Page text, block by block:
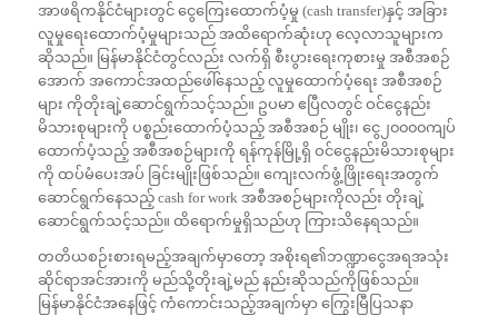
အာဖရိကနိုင်ငံများတွင် ငွေကြေးထောက်ပံ့မှု (cash transfer)နှင့် အခြား
လူမှုရေးထောက်ပံ့မှုများသည် အထိရောက်ဆုံးဟု လေ့လာသူများက
ဆိုသည်။ မြန်မာနိုင်ငံတွင်လည်း လက်ရှိ စီးပွားရေးကုစားမှု အစီအစဉ်
အောက် အကောင်အထည်ဖေါ်နေသည့် လူမှုထောက်ပံ့ရေး အစီအစဉ်
များ ကိုတိုးချဲ့ဆောင်ရွက်သင့်သည်။ ဥပမာ ဧပြီလတွင် ဝင်ငွေနည်း
မိသားစုများကို ပစ္စည်းထောက်ပံ့သည့် အစီအစဉ် မျိုး၊ ငွေ၂၀၀၀၀ကျပ်
ထောက်ပံ့သည့် အစီအစဉ်များကို ရန်ကုန်မြို့ရှိ ဝင်ငွေနည်းမိသားစုများ
ကို ထပ်မံပေးအပ် ခြင်းမျိုးဖြစ်သည်။ ကျေးလက်ဖွံ့ဖြိုးရေးအတွက်
ဆောင်ရွက်နေသည့် cash for work အစီအစဉ်များကိုလည်း တိုးချဲ့
ဆောင်ရွက်သင့်သည်။ ထိရောက်မှုရှိသည်ဟု ကြားသိနေရသည်။
တတိယစဉ်းစားရမည့်အချက်မှာတော့ အစိုးရ၏ဘဏ္ဍာငွေအရအသုံး
ဆိုင်ရာအင်အားကို မည်သို့တိုးချဲ့မည် နည်းဆိုသည်ကိုဖြစ်သည်။
မြန်မာနိုင်ငံအနေဖြင့် ကံကောင်းသည့်အချက်မှာ ကြွေးမြီပြသနာ